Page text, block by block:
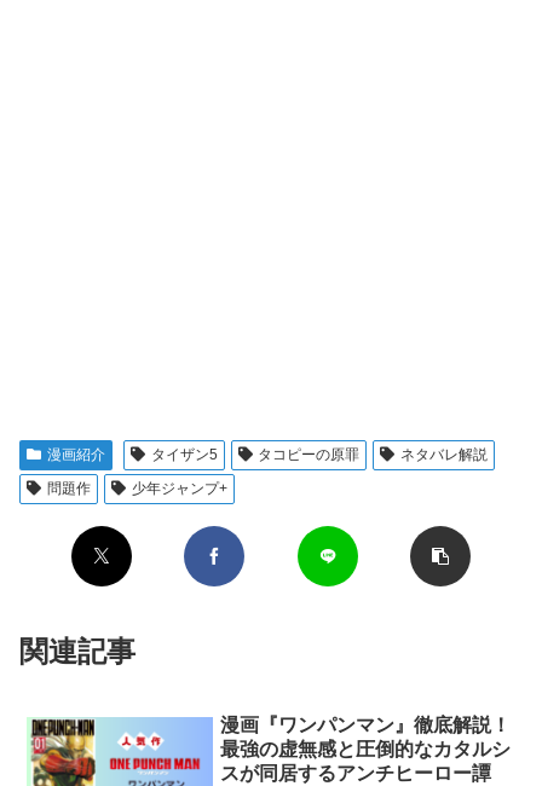
漫画紹介 タイザン5 タコピーの原罪
ネタバレ解説
問題作
少年ジャンプ+
関連記事
漫画『ワンパンマン』徹底解説！
最強の虚無感と圧倒的なカタルシ
スが同居するアンチヒーロー譚